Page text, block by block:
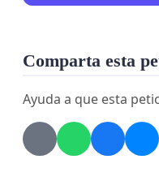
Comparta esta
Ayuda a que esta